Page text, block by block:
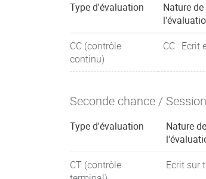
Type d'évaluation
Nature de
CC (contrôle
continu)
CC : Ecrit
Seconde chance /
Type d'évaluation
Nature de
CT (contrôle
Ecrit sur